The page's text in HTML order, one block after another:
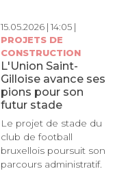
15.05.2026 | 14:05 |
PROJETS DE
CONSTRUCTION
L'Union Saint-
Gilloise avance ses
pions pour son
futur stade
Le projet de stade du
club de football
bruxellois poursuit son
parcours administratif.